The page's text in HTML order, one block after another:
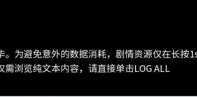
。为避免意外的数据消耗，剧情资源仅在长按
需浏览纯文本内容，请直接单击LOG ALL